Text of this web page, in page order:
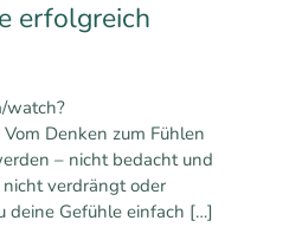
erfolgreich
watch?
Denken zum Fühlen
– nicht bedacht und
verdrängt oder
deine Gefühle einfach […]